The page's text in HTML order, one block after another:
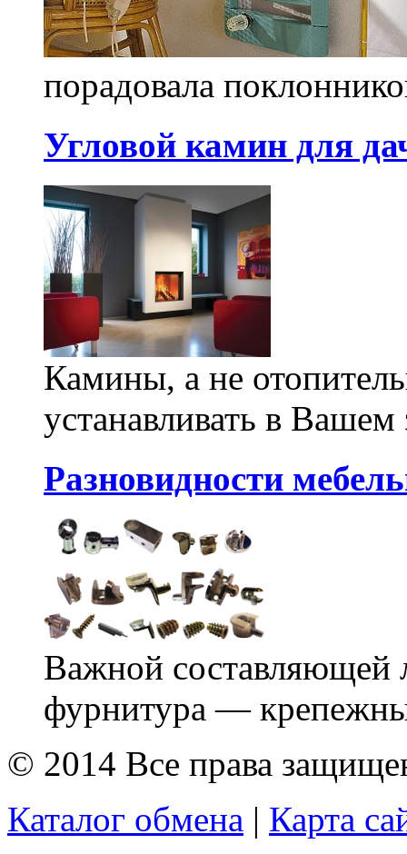
порадовала
Угловой камин для
Камины, а не
устанавливать в
Разновидности
Важной составляющей
фурнитура —
© 2014 Все права
Каталог обмена | Карта